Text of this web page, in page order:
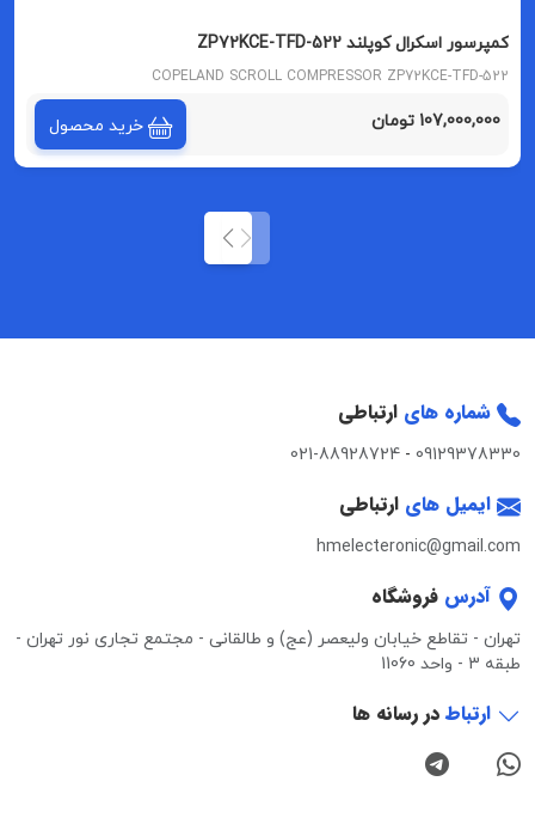
کمپرسور اسکرال کوپلند ZP72KCE-TFD-522
COPELAND SCROLL COMPRESSOR ZP72KCE-TFD-522
107,000,000 تومان خرید محصول
شماره های ارتباطی
09129378330
-
021-88928724
ایمیل های ارتباطی
hmelecteronic@gmail.com
آدرس فروشگاه
تهران - تقاطع خیابان ولیعصر (عج) و طالقانی - مجتمع تجاری نور تهران -
طبقه 3 - واحد 11060
ارتباطدر رسانه ها